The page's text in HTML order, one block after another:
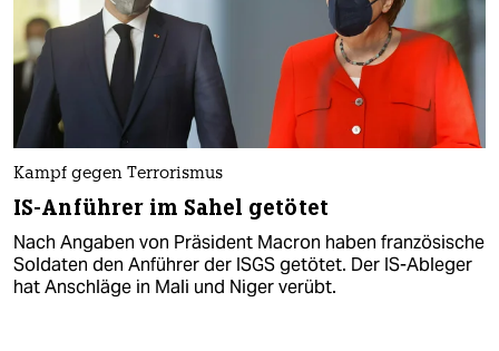
Kampf gegen Terrorismus
IS-Anführer im Sahel getötet
Nach Angaben von Präsident Macron haben französische
Soldaten den Anführer der ISGS getötet. Der IS-Ableger
hat Anschläge in Mali und Niger verübt.